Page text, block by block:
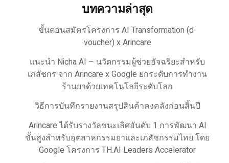
บทความล่าสุด
ขั้นตอนสมัครโครงการ AI Transformation (d-
voucher) x Arincare
แนะนำ Nicha AI – นวัตกรรมผู้ช่วยอัจฉริยะสำหรับ
เภสัชกร จาก Arincare x Google ยกระดับการทำงาน
ร้านยาด้วยเทคโนโลยีระดับโลก
วิธีการบันทึกรายงานสรุปสินค้าคงคลังก่อนสิ้นปี
Arincare ได้รับรางวัลชนะเลิศอันดับ 1 การพัฒนา AI
ขั้นสูงสำหรับอุตสาหกรรมยาและเภสัชกรรมไทย โดย
Google โครงการ TH.AI Leaders Accelerator